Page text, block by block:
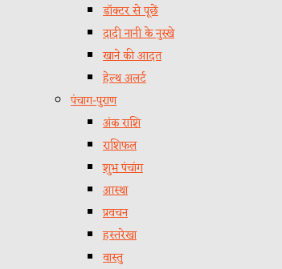
डॉक्टर से पूछें
दादी नानी के नुस्खे
खाने की आदत
हेल्थ अलर्ट
पंचाग-पुराण
अंक राशि
राशिफल
शुभ पंचांग
आस्था
प्रवचन
हस्तरेखा
वास्तु